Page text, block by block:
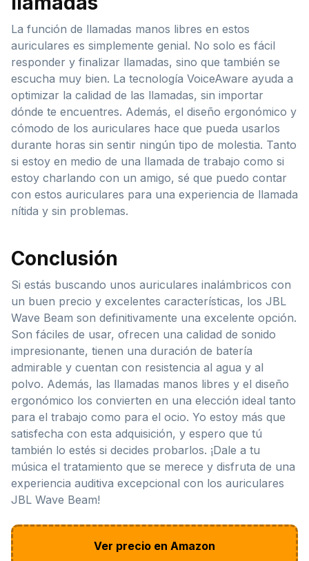
La función de llamadas manos libres en estos
auriculares es simplemente genial. No solo es fácil
responder y finalizar llamadas, sino que también se
escucha muy bien. La tecnología VoiceAware ayuda a
optimizar la calidad de las llamadas, sin importar
dónde te encuentres. Además, el diseño ergonómico y
cómodo de los auriculares hace que pueda usarlos
durante horas sin sentir ningún tipo de molestia. Tanto
si estoy en medio de una llamada de trabajo como si
estoy charlando con un amigo, sé que puedo contar
con estos auriculares para una experiencia de llamada
nítida y sin problemas.
Conclusión
Si estás buscando unos auriculares inalámbricos con
un buen precio y excelentes características, los JBL
Wave Beam son definitivamente una excelente opción.
Son fáciles de usar, ofrecen una calidad de sonido
impresionante, tienen una duración de batería
admirable y cuentan con resistencia al agua y al
polvo. Además, las llamadas manos libres y el diseño
ergonómico los convierten en una elección ideal tanto
para el trabajo como para el ocio. Yo estoy más que
satisfecha con esta adquisición, y espero que tú
también lo estés si decides probarlos. ¡Dale a tu
música el tratamiento que se merece y disfruta de una
experiencia auditiva excepcional con los auriculares
JBL Wave Beam!
Ver precio en Amazon